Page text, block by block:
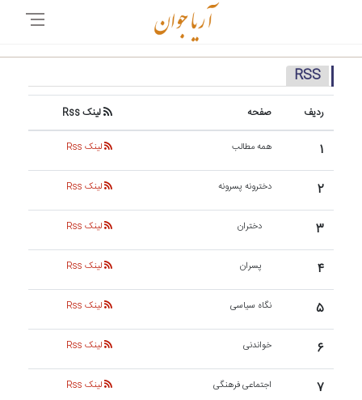
RSS
ردیف صفحه لینک Rss
۱ همه مطالب لینک Rss
۲ دخترونه پسرونه لینک Rss
۳ دختران لینک Rss
۴ پسران لینک Rss
۵ نگاه سیاسی لینک Rss
۶ خواندنی لینک Rss
۷ اجتماعی فرهنگی لینک Rss